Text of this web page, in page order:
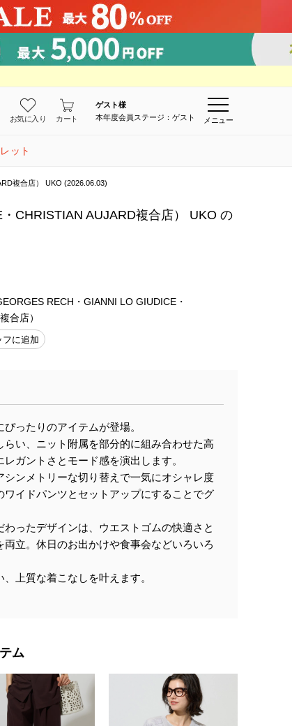
お気に入り カート
ゲスト様
本年度会員ステージ：ゲスト
メニュー
ット
複合店） UKO (2026.06.03)
CHRISTIAN AUJARD複合店） UKO の
RECH・GIANNI LO GIUDICE・
合店）
フに追加
ったりのアイテムが登場。
い、ニット附属を部分的に組み合わせた高
ガントさとモード感を演出します。
シンメトリーな切り替えで一気にオシャレ度
イドパンツとセットアップにすることでグ
ったデザインは、ウエストゴムの快適さと
立。休日のお出かけや食事会などいろいろ
上質な着こなしを叶えます。
ム